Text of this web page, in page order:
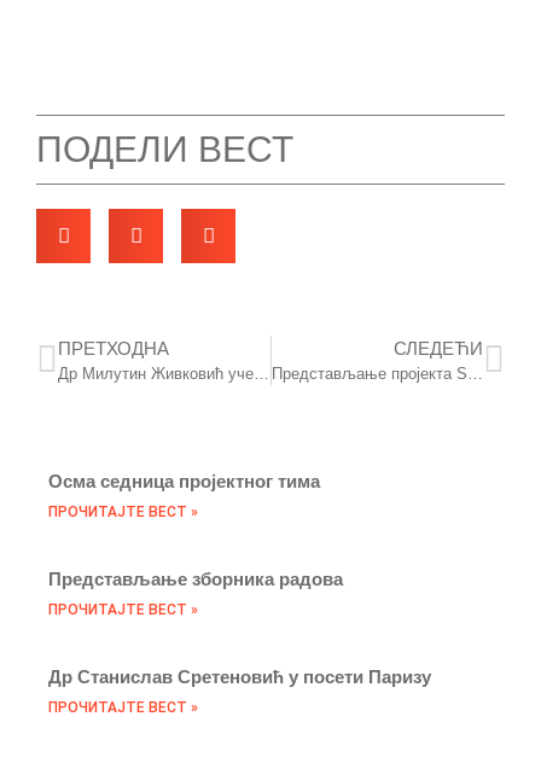
ПОДЕЛИ ВЕСТ
ПРЕТХОДНА
Др Милутин Живковић учествовао на научном скупу у Пољској
СЛЕДЕЋИ
Представљање пројекта SERBIE20 на догађају Фонда за науку
Осма седница пројектног тима
ПРОЧИТАЈТЕ ВЕСТ »
Представљање зборника радова
ПРОЧИТАЈТЕ ВЕСТ »
Др Станислав Сретеновић у посети Паризу
ПРОЧИТАЈТЕ ВЕСТ »